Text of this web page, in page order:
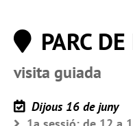
PARC
visita guiada
Dijous 16 de juny